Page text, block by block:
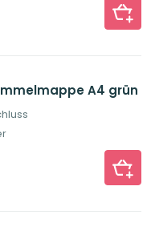
A4 grün